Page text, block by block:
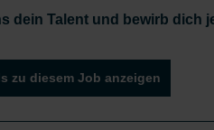
dein Talent und bewirb dich
zu diesem Job anzeigen